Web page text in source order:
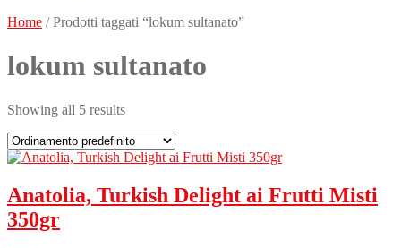
Home / Prodotti taggati “lokum sultanato”
lokum sultanato
Showing all 5 results
Anatolia, Turkish Delight ai Frutti Misti
350gr